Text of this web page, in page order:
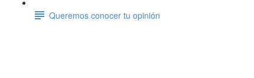
Queremos conocer tu opinión